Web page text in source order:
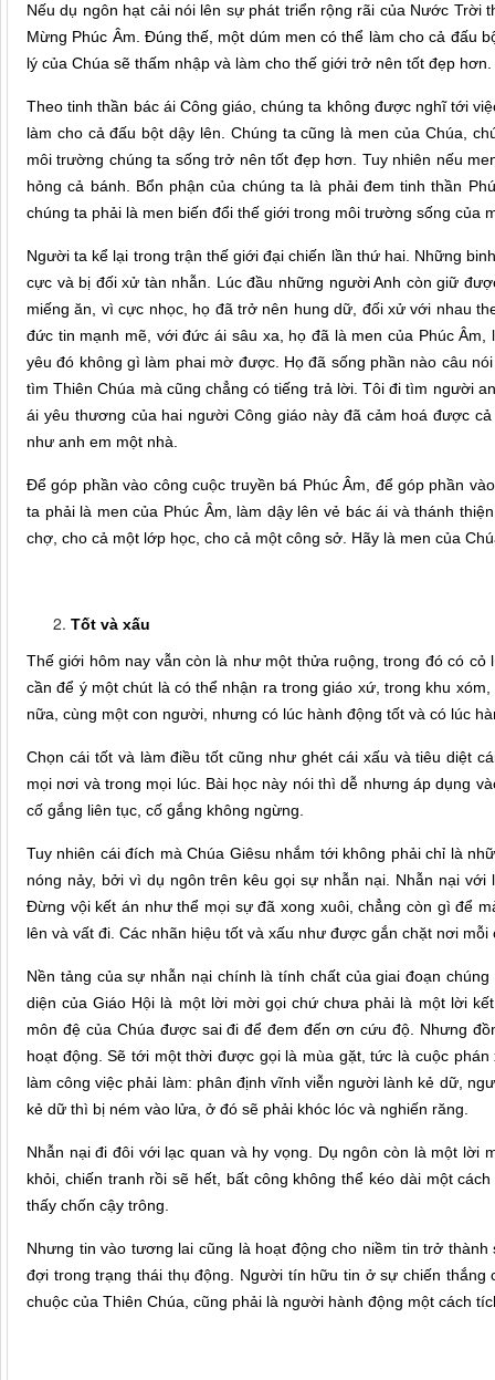
Nếu dụ ngôn hạt cải nói lên sự phát triển rộng rãi của Nước Trời
Mừng Phúc Âm. Đúng thế, một dúm men có thể làm cho cả đấu
lý của Chúa sẽ thấm nhập và làm cho thế giới trở nên tốt đẹp
Theo tinh thần bác ái Công giáo, chúng ta không được nghĩ tới
làm cho cả đấu bột dậy lên. Chúng ta cũng là men của Chúa,
môi trường chúng ta sống trở nên tốt đẹp hơn. Tuy nhiên nếu
hỏng cả bánh. Bổn phận của chúng ta là phải đem tinh thần
chúng ta phải là men biến đổi thế giới trong môi trường sống của
Người ta kể lại trong trận thế giới đại chiến lần thứ hai. Những
cực và bị đối xử tàn nhẫn. Lúc đầu những người Anh còn giữ
miếng ăn, vì cực nhọc, họ đã trở nên hung dữ, đối xử với nhau
đức tin mạnh mẽ, với đức ái sâu xa, họ đã là men của Phúc
yêu đó không gì làm phai mờ được. Họ đã sống phần nào câu
tìm Thiên Chúa mà cũng chẳng có tiếng trả lời. Tôi đi tìm người
ái yêu thương của hai người Công giáo này đã cảm hoá được
như anh em một nhà.
Để góp phần vào công cuộc truyền bá Phúc Âm, để góp phần
ta phải là men của Phúc Âm, làm dậy lên vẻ bác ái và thánh
chợ, cho cả một lớp học, cho cả một công sở. Hãy là men của
Tốt và xấu
Thế giới hôm nay vẫn còn là như một thửa ruộng, trong đó có
cần để ý một chút là có thể nhận ra trong giáo xứ, trong khu
nữa, cùng một con người, nhưng có lúc hành động tốt và có lúc
Chọn cái tốt và làm điều tốt cũng như ghét cái xấu và tiêu diệt
mọi nơi và trong mọi lúc. Bài học này nói thì dễ nhưng áp dụng
cố gắng liên tục, cố gắng không ngừng.
Tuy nhiên cái đích mà Chúa Giêsu nhắm tới không phải chỉ là
nóng nảy, bởi vì dụ ngôn trên kêu gọi sự nhẫn nại. Nhẫn nại
Đừng vội kết án như thể mọi sự đã xong xuôi, chẳng còn gì để
lên và vất đi. Các nhãn hiệu tốt và xấu như được gắn chặt nơi
Nền tảng của sự nhẫn nại chính là tính chất của giai đoạn
diện của Giáo Hội là một lời mời gọi chứ chưa phải là một lời
môn đệ của Chúa được sai đi để đem đến ơn cứu độ. Nhưng
hoạt động. Sẽ tới một thời được gọi là mùa gặt, tức là cuộc
làm công việc phải làm: phân định vĩnh viễn người lành kẻ dữ,
kẻ dữ thì bị ném vào lửa, ở đó sẽ phải khóc lóc và nghiến răng.
Nhẫn nại đi đôi với lạc quan và hy vọng. Dụ ngôn còn là một
khỏi, chiến tranh rồi sẽ hết, bất công không thể kéo dài một
thấy chốn cậy trông.
Nhưng tin vào tương lai cũng là hoạt động cho niềm tin trở
đợi trong trạng thái thụ động. Người tín hữu tin ở sự chiến
chuộc của Thiên Chúa, cũng phải là người hành động một cách